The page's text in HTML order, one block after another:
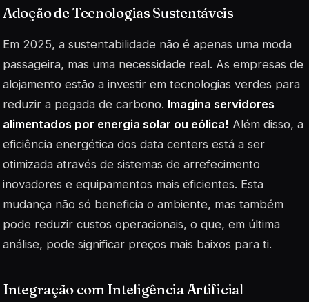
Adoção de Tecnologias Sustentáveis
Em 2025, a sustentabilidade não é apenas uma moda
passageira, mas uma necessidade real. As empresas de
alojamento estão a investir em tecnologias verdes para
reduzir a pegada de carbono. Imagina servidores
alimentados por energia solar ou eólica! Além disso, a
eficiência energética dos data centers está a ser
otimizada através de sistemas de arrefecimento
inovadores e equipamentos mais eficientes. Esta
mudança não só beneficia o ambiente, mas também
pode reduzir custos operacionais, o que, em última
análise, pode significar preços mais baixos para ti.
Integração com Inteligência Artificial